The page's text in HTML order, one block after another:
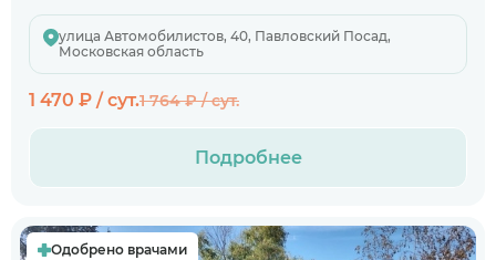
улица Автомобилистов, 40, Павловский Посад,
Московская область
1 470 ₽ / сут.1 764 ₽ / сут.
Подробнее
Одобрено врачами